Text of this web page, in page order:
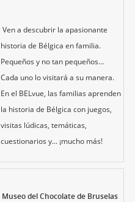
Ven a descubrir la apasionante
historia de Bélgica en familia.
Pequeños y no tan pequeños…
Cada uno lo visitará a su manera.
En el BELvue, las familias aprenden
la historia de Bélgica con juegos,
visitas lúdicas, temáticas,
cuestionarios y... ¡mucho más!
Museo del Chocolate de Bruselas